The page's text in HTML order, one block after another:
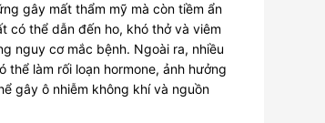
gây mất thẩm mỹ mà còn tiềm ẩn
có thể dẫn đến ho, khó thở và viêm
nguy cơ mắc bệnh. Ngoài ra, nhiều
làm rối loạn hormone, ảnh hưởng
gây ô nhiễm không khí và nguồn